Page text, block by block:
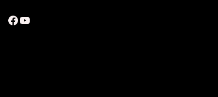
Facebook
YouTube